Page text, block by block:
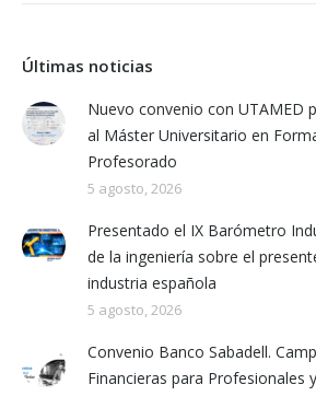
Últimas noticias
Nuevo convenio con UTAMED
al Máster Universitario en
Profesorado
5 agosto, 2026
Presentado el IX Barómetro
de la ingeniería sobre el
industria española
5 agosto, 2026
Convenio Banco Sabadell.
Financieras para Profesionales